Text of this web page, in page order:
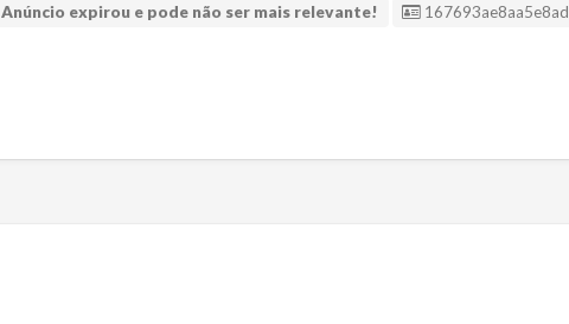
Anúncio expirou e pode não ser mais relevante! ID Anúncio
167693ae8aa5e8ad